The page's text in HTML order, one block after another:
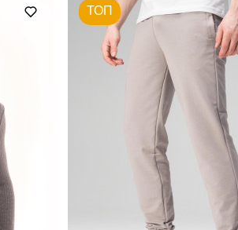
україна ТОП